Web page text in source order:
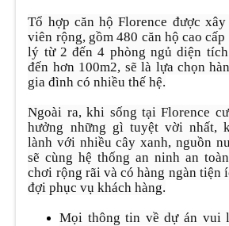
Tổ hợp căn hộ Florence được
viên rộng, gồm 480 căn hộ cao
lý từ 2 đến 4 phòng ngủ diện
đến hơn 100m2, sẽ là lựa chọn
gia đình có nhiều thế hệ.
Ngoài ra, khi sống tại Florence
hưởng những gì tuyệt vời nhất,
lành với nhiều cây xanh, nguồn
sẽ cùng hệ thống an ninh an
chơi rộng rãi và có hàng ngàn tiện
đợi phục vụ khách hàng.
Mọi thông tin về dự án vui